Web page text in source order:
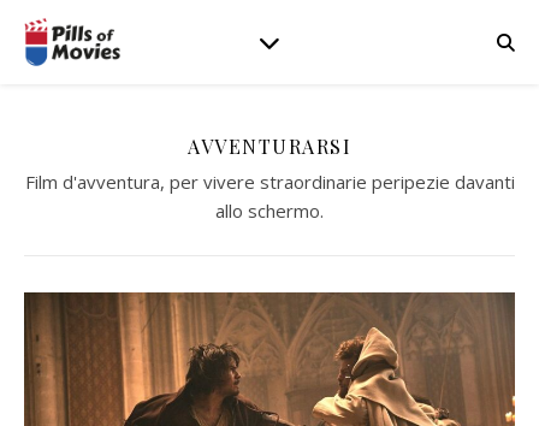
AVVENTURARSI
Film d'avventura, per vivere straordinarie peripezie davanti
allo schermo.